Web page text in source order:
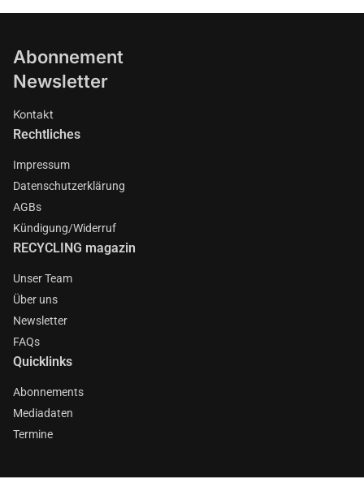
Abonnement
Newsletter
Kontakt
Rechtliches
Impressum
Datenschutzerklärung
AGBs
Kündigung/Widerruf
RECYCLING magazin
Unser Team
Über uns
Newsletter
FAQs
Quicklinks
Abonnements
Mediadaten
Termine